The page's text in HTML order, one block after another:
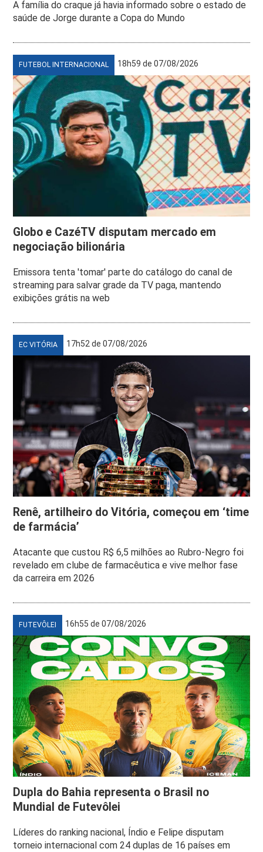
A família do craque já havia informado sobre o estado de
saúde de Jorge durante a Copa do Mundo
FUTEBOL INTERNACIONAL 18h59 de 07/08/2026
Globo e CazéTV disputam mercado em
negociação bilionária
Emissora tenta 'tomar' parte do catálogo do canal de
streaming para salvar grade da TV paga, mantendo
exibições grátis na web
EC VITÓRIA 17h52 de 07/08/2026
Renê, artilheiro do Vitória, começou em ‘time
de farmácia’
Atacante que custou R$ 6,5 milhões ao Rubro-Negro foi
revelado em clube de farmacêutica e vive melhor fase
da carreira em 2026
FUTEVÔLEI 16h55 de 07/08/2026
Dupla do Bahia representa o Brasil no
Mundial de Futevôlei
Líderes do ranking nacional, Índio e Felipe disputam
torneio internacional com 24 duplas de 16 países em